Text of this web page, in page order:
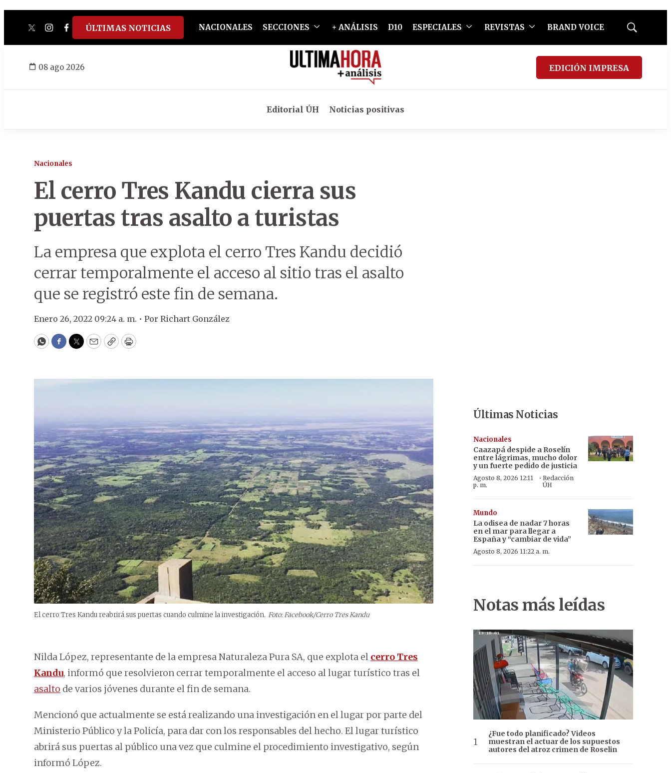
twitterinstagram
facebook
tiktokyoutube
spotify
ÚLTIMAS NOTICIAS NACIONALES SECCIONES + ANÁLISIS D10 ESPECIALES REVISTAS BRAND VOICE
Mostrar
08 ago 2026 EDICIÓN IMPRESA
Editorial ÚH Noticias positivas
Nacionales
El cerro Tres Kandu cierra sus
puertas tras asalto a turistas
La empresa que explota el cerro Tres Kandu decidió
cerrar temporalmente el acceso al sitio tras el asalto
que se registró este fin de semana.
Enero 26, 2022 09:24 a. m. • Por Richart González
WhatsApp
Facebook
Twitter
EmailCopyPrint
El cerro Tres Kandu reabrirá sus puertas cuando culmine la investigación. Foto: Facebook/Cerro Tres Kandu
Nilda López, representante de la empresa Naturaleza Pura SA, que explota el cerro Tres
Kandu, informó que resolvieron cerrar temporalmente el acceso al lugar turístico tras el
asalto de varios jóvenes durante el fin de semana.
Mencionó que actualmente se está realizando una investigación en el lugar por parte del
Ministerio Público y la Policía, para dar con los responsables del hecho. El lugar turístico
abrirá sus puertas al público una vez que culmine el procedimiento investigativo, según
informó López.
Últimas Noticias
Nacionales
Caazapá despide a Roselín
entre lágrimas, mucho dolor
y un fuerte pedido de justicia
Agosto 8, 2026 12:11
p. m.
· Redacción
ÚH
Mundo
La odisea de nadar 7 horas
en el mar para llegar a
España y “cambiar de vida”
Agosto 8, 2026 11:22 a. m.
Notas más leídas
¿Fue todo planificado? Videos
muestran el actuar de los supuestos
autores del atroz crimen de Roselin